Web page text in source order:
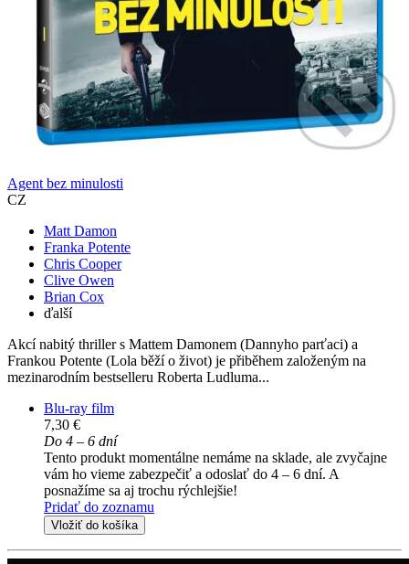
Agent bez minulosti
CZ
Matt Damon
Franka Potente
Chris Cooper
Clive Owen
Brian Cox
ďalší
Akcí nabitý thriller s Mattem Damonem (Dannyho parťaci) a
Frankou Potente (Lola běží o život) je přiběhem založeným na
mezinarodním bestselleru Roberta Ludluma...
Blu-ray film
7,30 €
Do 4 – 6 dní
Tento produkt momentálne nemáme na sklade, ale zvyčajne
vám ho vieme zabezpečiť a odoslať do 4 – 6 dní. A
posnažíme sa aj trochu rýchlejšie!
Pridať do zoznamu
Vložiť do košíka